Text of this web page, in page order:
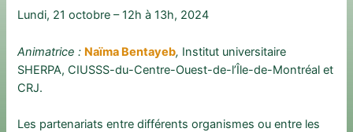
Lundi, 21 octobre – 12h à 13h, 2024
Animatrice : Naïma Bentayeb, Institut universitaire
SHERPA, CIUSSS-du-Centre-Ouest-de-l’Île-de-Montréal et
CRJ.
Les partenariats entre différents organismes ou entre les